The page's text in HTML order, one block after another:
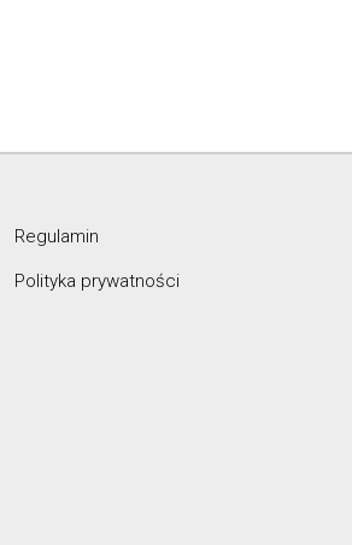
Regulamin
Polityka prywatności